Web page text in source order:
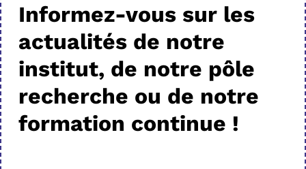
Informez-vous sur les
actualités de notre
institut, de notre pôle
recherche ou de notre
formation continue !